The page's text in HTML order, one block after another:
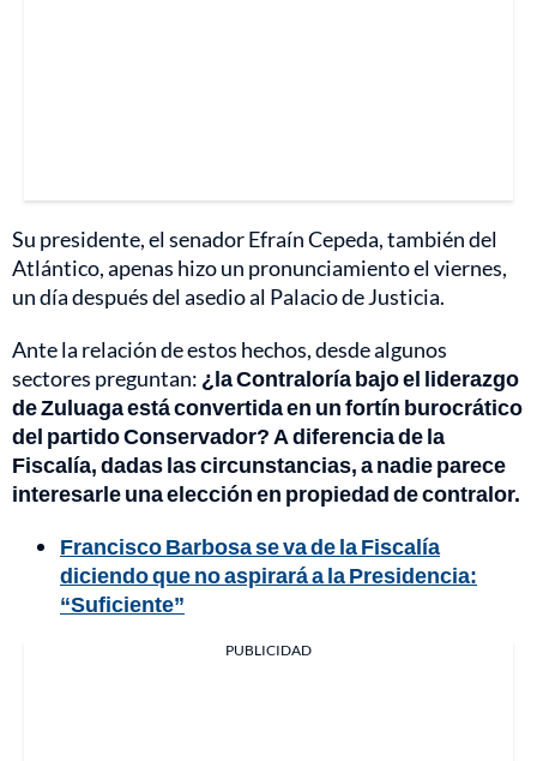
Su presidente, el senador Efraín Cepeda, también del
Atlántico, apenas hizo un pronunciamiento el viernes,
un día después del asedio al Palacio de Justicia.
Ante la relación de estos hechos, desde algunos
sectores preguntan: ¿la Contraloría bajo el liderazgo
de Zuluaga está convertida en un fortín burocrático
del partido Conservador? A diferencia de la
Fiscalía, dadas las circunstancias, a nadie parece
interesarle una elección en propiedad de contralor.
Francisco Barbosa se va de la Fiscalía
diciendo que no aspirará a la Presidencia:
“Suficiente”
PUBLICIDAD